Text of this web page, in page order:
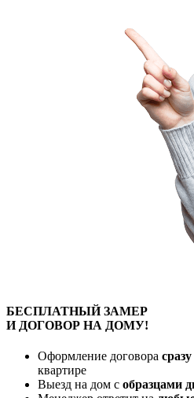
БЕСПЛАТНЫЙЗАМЕР
И ДОГОВОР НА ДОМУ!
Оформление договора
квартире
Выезд на дом с образцами